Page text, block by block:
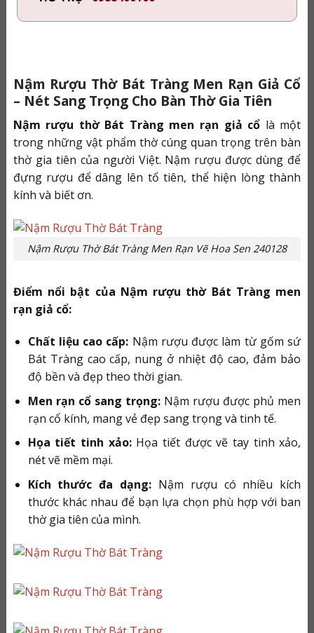
Nậm Rượu Thờ Bát Tràng Men Rạn Giả Cổ
– Nét Sang Trọng Cho Bàn Thờ Gia Tiên
Nậm rượu thờ Bát Tràng men rạn giả cổ là một
trong những vật phẩm thờ cúng quan trọng trên bàn
thờ gia tiên của người Việt. Nậm rượu được dùng để
đựng rượu để dâng lên tổ tiên, thể hiện lòng thành
kính và biết ơn.
Nậm Rượu Thờ Bát Tràng Men Rạn Vẽ Hoa Sen 240128
Điểm nổi bật của Nậm rượu thờ Bát Tràng men
rạn giả cổ:
Chất liệu cao cấp: Nậm rượu được làm từ gốm sứ
Bát Tràng cao cấp, nung ở nhiệt độ cao, đảm bảo
độ bền và đẹp theo thời gian.
Men rạn cổ sang trọng:Nậm rượu được phủ men
rạn cổ kính, mang vẻ đẹp sang trọng và tinh tế.
Họa tiết tinh xảo:Họa tiết được vẽ tay tinh xảo,
nét vẽ mềm mại.
Kích thước đa dạng: Nậm rượu có nhiều kích
thước khác nhau để bạn lựa chọn phù hợp với ban
thờ gia tiên của mình.